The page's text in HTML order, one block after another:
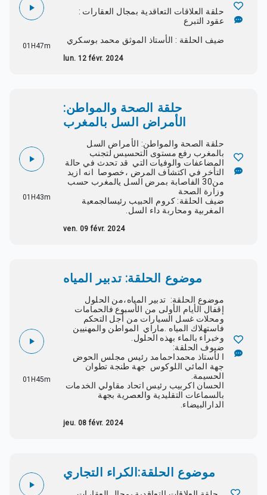
01H47m
حلقة العلاقات التعاقدية بمجال العقارات :
عقود التبرع
ضيف الحلقة : الأستاذ الموثق محمد بوسكري
lun. 12 févr. 2024
01H43m
حلقة الصحة والمواطن:
الأمراض السل بالمغرب
حلقة الصحة والمواطن: الأمراض السل
بالمغرب رفع مستوى التحسيس لتجنب
المضاعفات والوفيات التي قد تحدث في حالة
التأخر في اكتشاف المرض ،خصوصا انه ازيد
من30 الفاصابة بمرض السل يالمغرب حسب
وزارة الصحة
ضيف الحلقة: كروم الحبيب رئيسالجمعية
المغربية ومحاربة داء السل.
ven. 09 févr. 2024
01H45m
موضوع الحلقة: تدبير المياه
موضوع الحلقة: تدبير المياه،من الحلول
إقفال الأيام الأولى من الأسبوع فالحمامات
ومحلات غسل السيارات من أجل التحكم
فاستهلاك المياه .ماراي المواطن والمهنيين
وخبراء بالماء بهذه الحلول.
ضيوف الحلقة:
ا لأستاذ محمداحمامد رئيس مجلس الحوض
جهة المائي اللوكوس جهة طنجة تطوان
الحسيمة.
الحسان اكربيب رئيس اتحاد مقاولي الخدمات
بالسماعات التقليدية والعصرية بجهة
الدارالبيضاء.
jeu. 08 févr. 2024
موضوع الحلقة:الكراء التجاري